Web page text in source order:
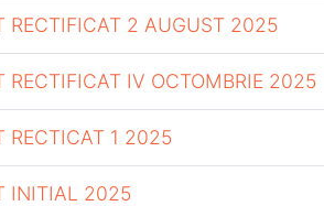
RECTIFICAT 2 AUGUST 2025
RECTIFICAT IV OCTOMBRIE 2025
RECTICAT 1 2025
INITIAL 2025